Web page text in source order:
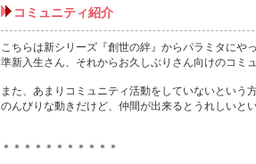
コミュニティ紹介
こちらは新シリーズ『創世の絆』からパラミタにや
準新入生さん、それからお久しぶりさん向けのコミ
また、あまりコミュニティ活動をしていないという
のんびりな動きだけど、仲間が出来るとうれしいと
＊＊＊＊＊＊＊＊＊＊＊